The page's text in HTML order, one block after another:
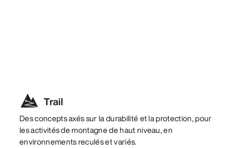
Trail
Des concepts axés sur la durabilité et la protection, pour
les activités de montagne de haut niveau, en
environnements reculés et variés.